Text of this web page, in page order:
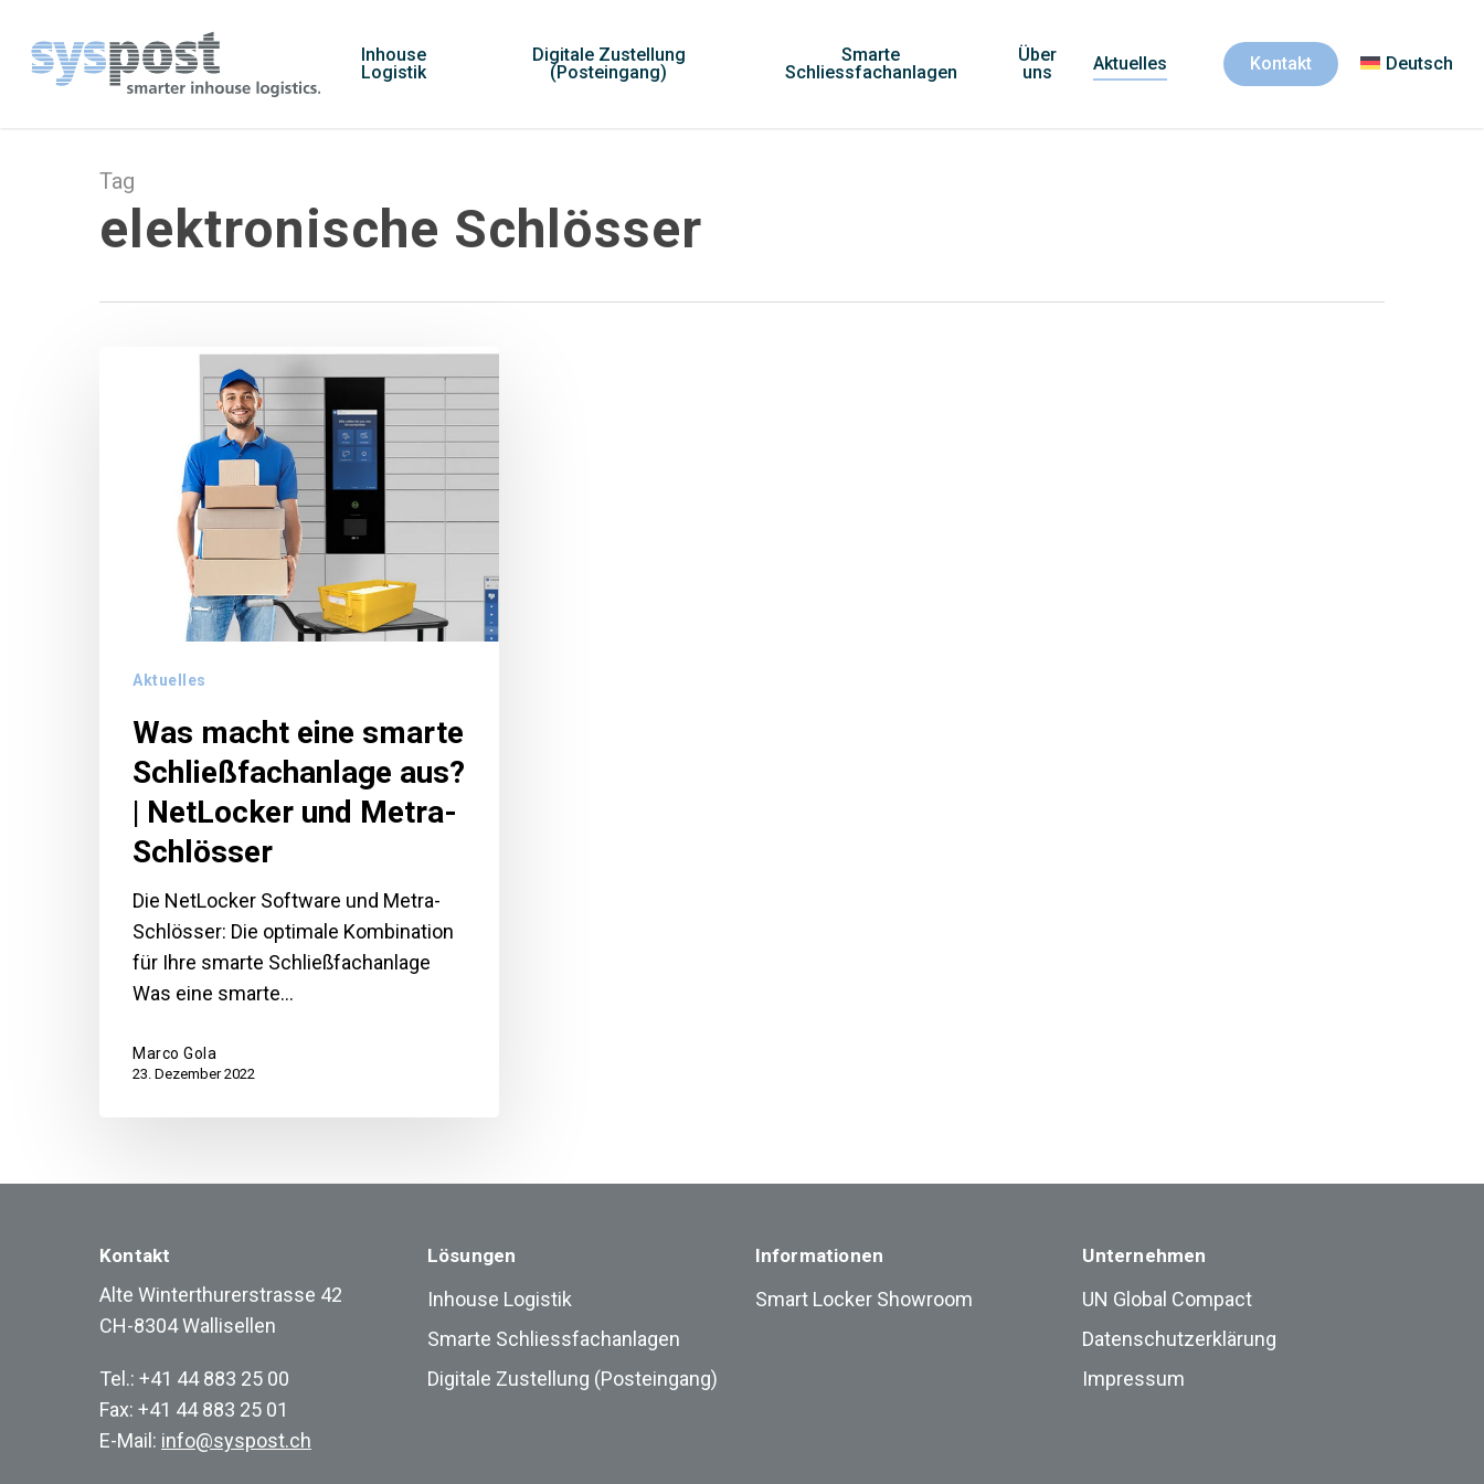
main
Inhouse
Logistik
Digitale Zustellung
(Posteingang)
Smarte
Schliessfachanlagen
Über
uns
Aktuelles Kontakt Deutsch
Tag
elektronische Schlösser
Schließfachanlage
NetLocker
Schlösser
Aktuelles
Was macht eine smarte
Schließfachanlage aus?
| NetLocker und Metra-
Schlösser
Die NetLocker Software und Metra-
Schlösser: Die optimale Kombination
für Ihre smarte Schließfachanlage
Was eine smarte…
Marco Gola
23. Dezember 2022
Kontakt
Alte Winterthurerstrasse 42
CH-8304 Wallisellen
Tel.: +41 44 883 25 00
Fax: +41 44 883 25 01
E-Mail: info@syspost.ch
Lösungen
Inhouse Logistik
Smarte Schliessfachanlagen
Digitale Zustellung (Posteingang)
Informationen
Smart Locker Showroom
Unternehmen
UN Global Compact
Datenschutzerklärung
Impressum